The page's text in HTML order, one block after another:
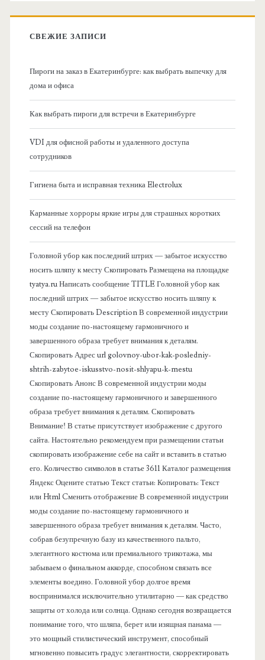
:
СВЕЖИЕ ЗАПИСИ
Пироги на заказ в Екатеринбурге: как выбрать выпечку для
дома и офиса
Как выбрать пироги для встречи в Екатеринбурге
VDI для офисной работы и удаленного доступа
сотрудников
Гигиена быта и исправная техника Electrolux
Карманные хорроры яркие игры для страшных коротких
сессий на телефон
Головной убор как последний штрих — забытое искусство
носить шляпу к месту Скопировать Размещена на площадке
tyatya.ru Написать сообщение TITLE Головной убор как
последний штрих — забытое искусство носить шляпу к
месту Скопировать Description В современной индустрии
моды создание по-настоящему гармоничного и
завершенного образа требует внимания к деталям.
Скопировать Адрес url golovnoy-ubor-kak-posledniy-
shtrih-zabytoe-iskusstvo-nosit-shlyapu-k-mestu
Скопировать Анонс В современной индустрии моды
создание по-настоящему гармоничного и завершенного
образа требует внимания к деталям. Скопировать
Внимание! В статье присутствует изображение с другого
сайта. Настоятельно рекомендуем при размещении статьи
скопировать изображение себе на сайт и вставить в статью
его. Количество символов в статье 3611 Каталог размещения
Яндекс Оцените статью Текст статьи: Копировать: Текст
или Html Cменить отображение В современной индустрии
моды создание по-настоящему гармоничного и
завершенного образа требует внимания к деталям. Часто,
собрав безупречную базу из качественного пальто,
элегантного костюма или премиального трикотажа, мы
забываем о финальном аккорде, способном связать все
элементы воедино. Головной убор долгое время
воспринимался исключительно утилитарно — как средство
защиты от холода или солнца. Однако сегодня возвращается
понимание того, что шляпа, берет или изящная панама —
это мощный стилистический инструмент, способный
мгновенно повысить градус элегантности, скорректировать